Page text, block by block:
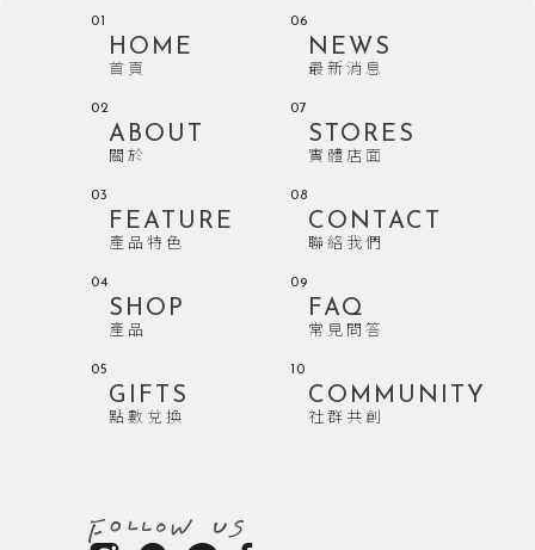
01
HOME
首頁
02
ABOUT
關於
03
FEATURE
產品特色
04
SHOP
產品
05
GIFTS
點數兌換
06
NEWS
最新消息
07
STORES
實體店面
08
CONTACT
聯絡我們
09
FAQ
常見問答
10
COMMUNITY
社群共創